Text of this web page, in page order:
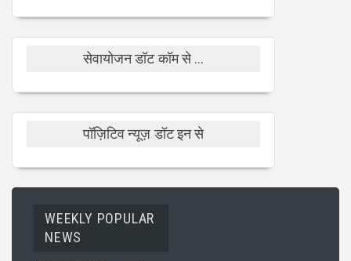
सेवायोजन डॉट कॉम से ...
पॉज़िटिव न्यूज़ डॉट इन से
WEEKLY POPULAR
NEWS